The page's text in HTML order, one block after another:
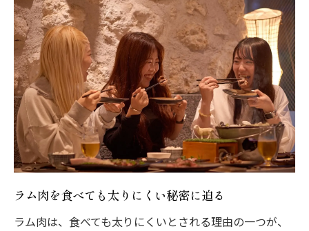
ラム肉を食べても太りにくい秘密に迫る
ラム肉は、食べても太りにくいとされる理由の一つが、